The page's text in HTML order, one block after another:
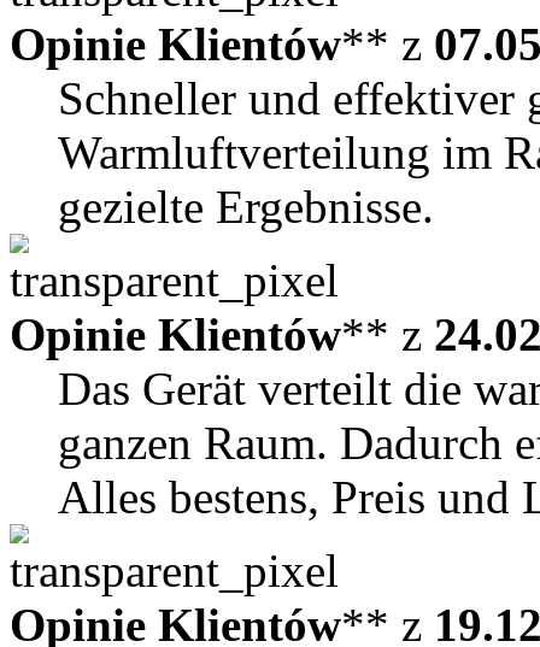
Opinie Klientów** z
Schneller und effektiver
Warmluftverteilung im
gezielte Ergebnisse.
Opinie Klientów** z
Das Gerät verteilt die
ganzen Raum. Dadurch
Alles bestens, Preis und
Opinie Klientów** z